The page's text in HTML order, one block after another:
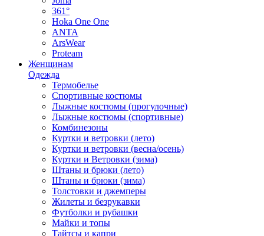
361°
Hoka One One
ANTA
ArsWear
Proteam
Женщинам
Одежда
Термобелье
Спортивные костюмы
Лыжные костюмы (прогулочные)
Лыжные костюмы (спортивные)
Комбинезоны
Куртки и ветровки (лето)
Куртки и ветровки (весна/осень)
Куртки и Ветровки (зима)
Штаны и брюки (лето)
Штаны и брюки (зима)
Толстовки и джемперы
Жилеты и безрукавки
Футболки и рубашки
Майки и топы
Тайтсы и капри